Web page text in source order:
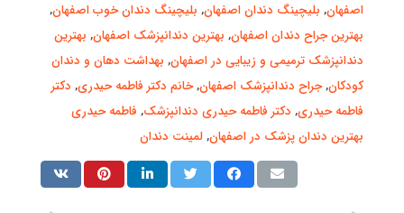
اصفهان, بلیچینگ دندان اصفهان, بلیچینگ دندان خوب اصفهان,
بهترین جراح دندان اصفهان, بهترین دندانپزشک اصفهان, بهترین
دندانپزشک ترمیمی و زیبایی در اصفهان, بهداشت دهان و دندان
کودکان,جراح دندانپزشک اصفهان,خانم دکتر فاطمه حیدری, دکتر
فاطمه حیدری, دکتر فاطمه حیدری دندانپزشک, فاطمه حیدری
بهترین دندان پزشک در اصفهان,لمینت دندان